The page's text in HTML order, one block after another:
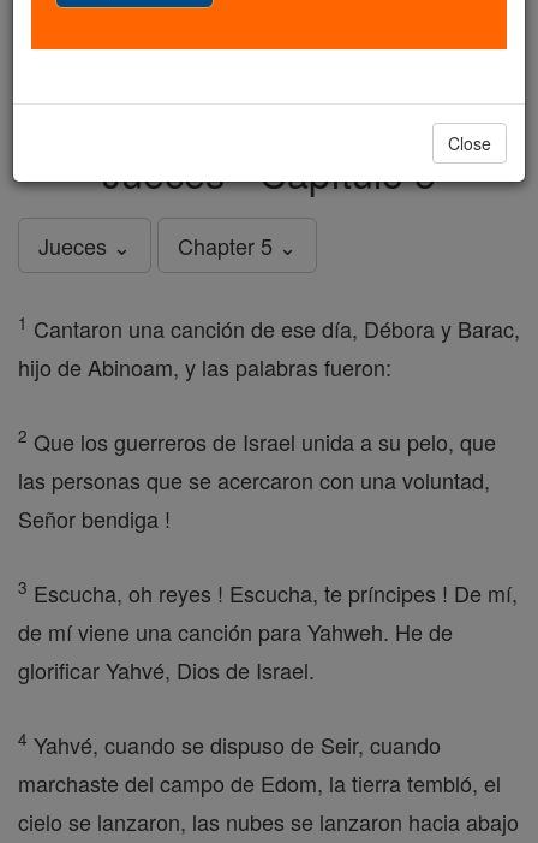
But fewer than 2% of readers donate. If everyone gave
just$5, the cost of a coffee, we could rebuild stronger
in faith. Thank you.DONATE TODAY >
Jueces - Capítulo 5
Jueces ⌄ Chapter 5 ⌄
1 Cantaron una canción de ese día, Débora y Barac,
hijo de Abinoam, y las palabras fueron:
2 Que los guerreros de Israel unida a su pelo, que
las personas que se acercaron con una voluntad,
Señor bendiga !
3 Escucha, oh reyes ! Escucha, te príncipes ! De mí,
de mí viene una canción para Yahweh. He de
glorificar Yahvé, Dios de Israel.
4 Yahvé, cuando se dispuso de Seir, cuando
marchaste del campo de Edom, la tierra tembló, el
cielo se lanzaron, las nubes se lanzaron hacia abajo
Close